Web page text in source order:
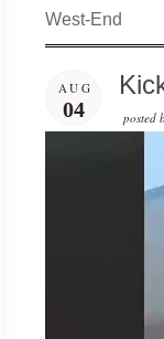
West-End
AUG
04 posted